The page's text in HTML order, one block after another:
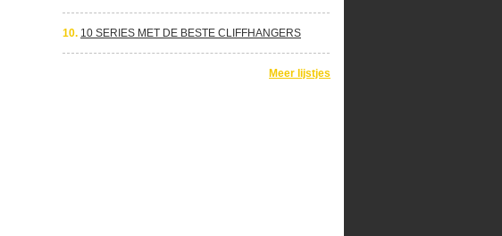
10. 10 SERIES MET DE BESTE CLIFFHANGERS
Meer lijstjes